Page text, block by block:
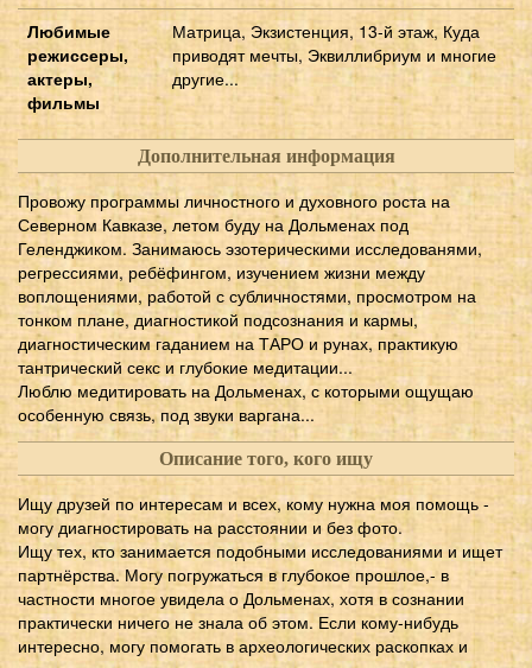
Любимые
режиссеры,
актеры,
фильмы
Матрица, Экзистенция, 13-й этаж, Куда
приводят мечты, Эквиллибриум и многие
другие...
Дополнительная информация
Провожу программы личностного и духовного роста на
Северном Кавказе, летом буду на Дольменах под
Геленджиком. Занимаюсь эзотерическими исследованями,
регрессиями, ребёфингом, изучением жизни между
воплощениями, работой с субличностями, просмотром на
тонком плане, диагностикой подсознания и кармы,
диагностическим гаданием на ТАРО и рунах, практикую
тантрический секс и глубокие медитации...
Люблю медитировать на Дольменах, с которыми ощущаю
особенную связь, под звуки варгана...
Описание того, кого ищу
Ищу друзей по интересам и всех, кому нужна моя помощь -
могу диагностировать на расстоянии и без фото.
Ищу тех, кто занимается подобными исследованиями и ищет
партнёрства. Могу погружаться в глубокое прошлое,- в
частности многое увидела о Дольменах, хотя в сознании
практически ничего не знала об этом. Если кому-нибудь
интересно, могу помогать в археологических раскопках и